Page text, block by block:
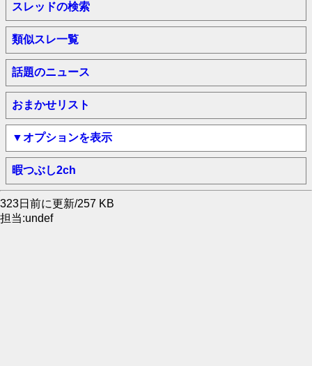
スレッドの検索
類似スレ一覧
話題のニュース
おまかせリスト
▼オプションを表示
暇つぶし2ch
323日前に更新/257 KB
担当:undef